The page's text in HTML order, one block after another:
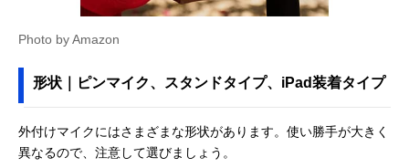
Photo by Amazon
形状｜ピンマイク、スタンドタイプ、iPad装着タイプ
外付けマイクにはさまざまな形状があります。使い勝手が大きく
異なるので、注意して選びましょう。